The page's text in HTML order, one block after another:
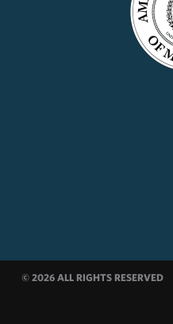
© 2026 ALL RIGHTS RESERVED